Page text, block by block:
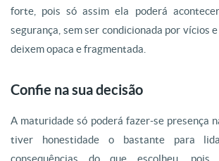
forte, pois só assim ela poderá
segurança, sem ser condicionada por vícios
deixem opaca e fragmentada.
Confie na sua decisão
A maturidade só poderá fazer-se presença
tiver honestidade o bastante para
consequências do que escolheu,